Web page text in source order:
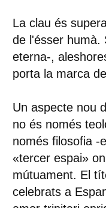
La clau és
de l'ésser humà.
eterna-,
porta la marca
Un aspecte nou
no és només
només filosofia -
«tercer espai»
mútuament. El
celebrats a